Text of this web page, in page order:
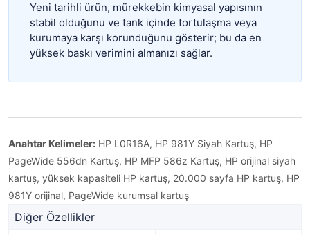
Yeni tarihli ürün, mürekkebin kimyasal yapısının
stabil olduğunu ve tank içinde tortulaşma veya
kurumaya karşı korunduğunu gösterir; bu da en
yüksek baskı verimini almanızı sağlar.
Anahtar Kelimeler: HP L0R16A, HP 981Y Siyah Kartuş, HP
PageWide 556dn Kartuş, HP MFP 586z Kartuş, HP orijinal siyah
kartuş, yüksek kapasiteli HP kartuş, 20.000 sayfa HP kartuş, HP
981Y orijinal, PageWide kurumsal kartuş
Diğer Özellikler